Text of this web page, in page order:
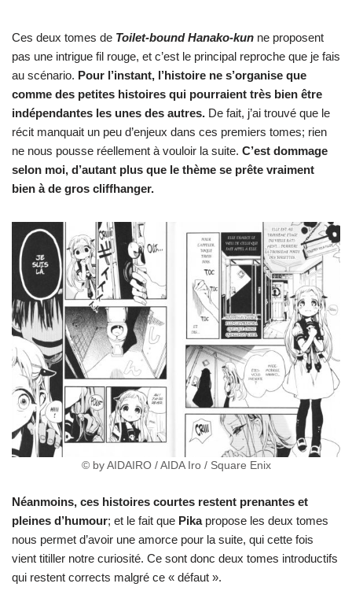
Ces deux tomes de Toilet-bound Hanako-kun ne proposent
pas une intrigue fil rouge, et c’est le principal reproche que je fais
au scénario. Pour l’instant, l’histoire ne s’organise que
comme des petites histoires qui pourraient très bien être
indépendantes les unes des autres. De fait, j’ai trouvé que le
récit manquait un peu d’enjeux dans ces premiers tomes; rien
ne nous pousse réellement à vouloir la suite. C’est dommage
selon moi, d’autant plus que le thème se prête vraiment
bien à de gros cliffhanger.
© by AIDAIRO / AIDA Iro / Square Enix
Néanmoins, ces histoires courtes restent prenantes et
pleines d’humour; et le fait que Pikapropose les deux tomes
nous permet d’avoir une amorce pour la suite, qui cette fois
vient titiller notre curiosité. Ce sont donc deux tomes introductifs
qui restent corrects malgré ce « défaut ».